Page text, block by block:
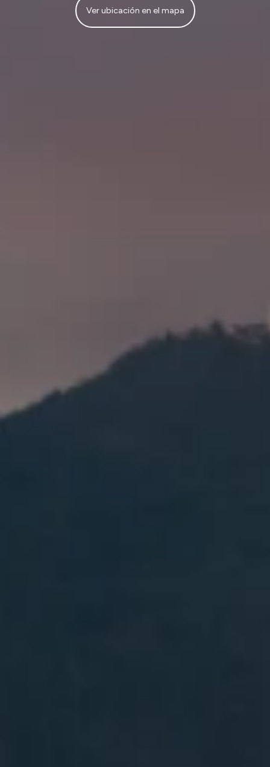
Ver ubicación en el mapa